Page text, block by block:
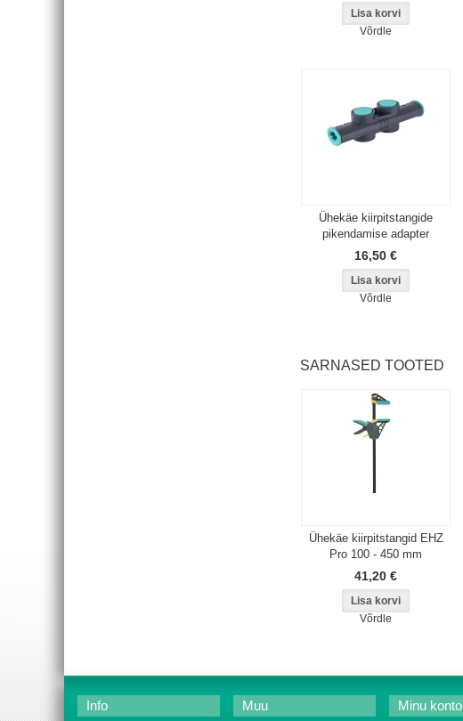
Võrdle
Ühekäe kiirpitstangide
pikendamise adapter
16,50 €
Võrdle
SARNASED TOOTED
Ühekäe kiirpitstangid EHZ
Pro 100 - 450 mm
41,20 €
Võrdle
Info Muu Minu konto